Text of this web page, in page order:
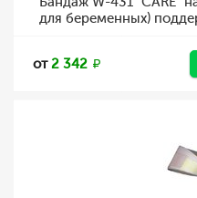
для беременных)
от2 342